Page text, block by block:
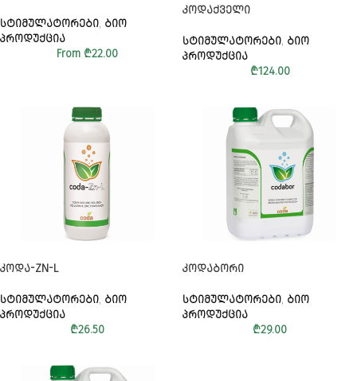
ᲡᲢᲘᲛᲣᲚᲐᲢᲝᲠᲔᲑᲘ, ᲑᲘᲝ
ᲞᲠᲝᲓᲣᲥᲪᲘᲐ
From ₾22.00
ᲙᲝᲓᲐᲥᲕᲔᲚᲘ
ᲡᲢᲘᲛᲣᲚᲐᲢᲝᲠᲔᲑᲘ, ᲑᲘᲝ
ᲞᲠᲝᲓᲣᲥᲪᲘᲐ
₾124.00
ᲙᲝᲓᲐ-ZN-L
ᲡᲢᲘᲛᲣᲚᲐᲢᲝᲠᲔᲑᲘ, ᲑᲘᲝ
ᲞᲠᲝᲓᲣᲥᲪᲘᲐ
₾26.50
ᲙᲝᲓᲐᲑᲝᲠᲘ
ᲡᲢᲘᲛᲣᲚᲐᲢᲝᲠᲔᲑᲘ, ᲑᲘᲝ
ᲞᲠᲝᲓᲣᲥᲪᲘᲐ
₾29.00